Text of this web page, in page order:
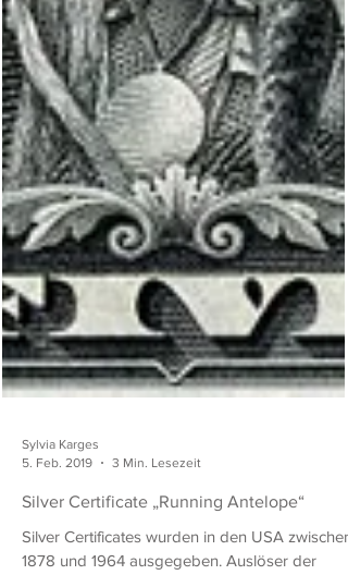
Sylvia Karges
5. Feb. 2019
3 Min. Lesezeit